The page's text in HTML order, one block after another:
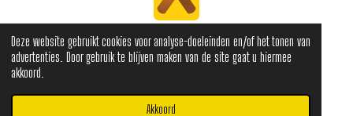
Deze website gebruikt cookies voor analyse-doeleinden en/of het tonen van
advertenties. Door gebruik te blijven maken van de site gaat u hiermee
akkoord.
Akkoord
o
o
k
g
r
a
m
© 2025 Brouwerij Het Afzakkerke
Algemene voorwaarden